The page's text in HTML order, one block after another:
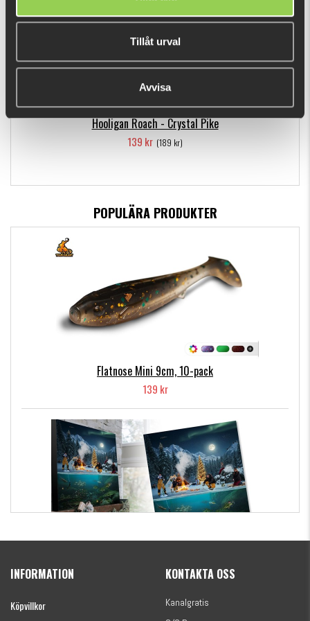
Tillåt urval
Avvisa
Hooligan Roach - Crystal Pike
139 kr (189 kr)
POPULÄRA PRODUKTER
Flatnose Mini 9cm, 10-pack
139 kr
(julkalender)
INFORMATION
Köpvillkor
KONTAKTA OSS
Kanalgratis